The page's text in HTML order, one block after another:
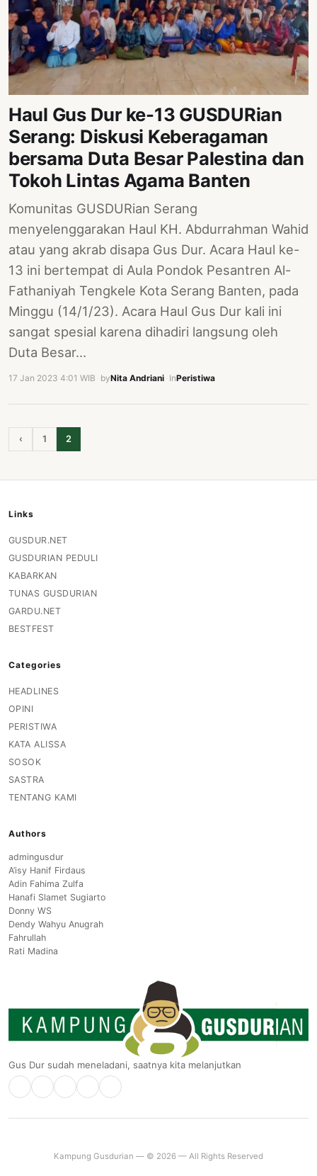
Haul Gus Dur ke-13 GUSDURian
Serang: Diskusi Keberagaman
bersama Duta Besar Palestina dan
Tokoh Lintas Agama Banten
Komunitas GUSDURian Serang
menyelenggarakan Haul KH. Abdurrahman Wahid
atau yang akrab disapa Gus Dur. Acara Haul ke-
13 ini bertempat di Aula Pondok Pesantren Al-
Fathaniyah Tengkele Kota Serang Banten, pada
Minggu (14/1/23). Acara Haul Gus Dur kali ini
sangat spesial karena dihadiri langsung oleh
Duta Besar…
17 Jan 2023 4:01 WIB byNita Andriani InPeristiwa
‹ 1 2
Links
GUSDUR.NET
GUSDURIAN PEDULI
KABARKAN
TUNAS GUSDURIAN
GARDU.NET
BESTFEST
Categories
HEADLINES
OPINI
PERISTIWA
KATA ALISSA
SOSOK
SASTRA
TENTANG KAMI
Authors
admingusdur
A’isy Hanif Firdaus
Adin Fahima Zulfa
Hanafi Slamet Sugiarto
Donny WS
Dendy Wahyu Anugrah
Fahrullah
Rati Madina
Gus Dur sudah meneladani, saatnya kita melanjutkan
Kampung Gusdurian — © 2026 — All Rights Reserved